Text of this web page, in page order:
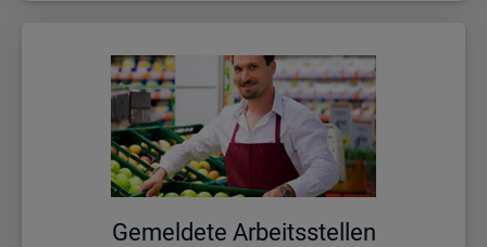
Ge­mel­de­te Ar­beits­stel­len